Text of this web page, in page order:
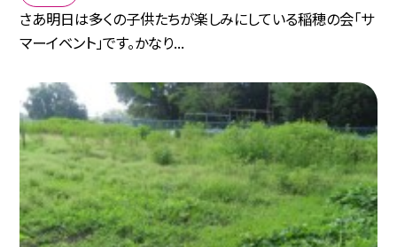
さあ明日は多くの子供たちが楽しみにしている稲穂の会「サ
マーイベント」です。かなり...